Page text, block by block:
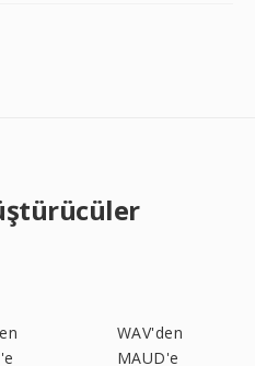
WAV'den
MAUD'e